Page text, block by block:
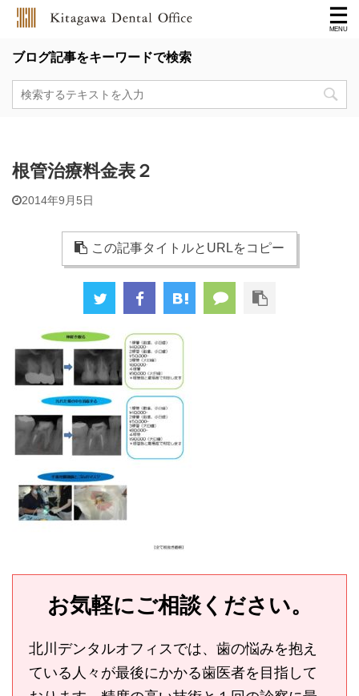
ブログ記事をキーワードで検索
根管治療料金表２
2014年9月5日
この記事タイトルとURLをコピー
お気軽にご相談ください。
北川デンタルオフィスでは、歯の悩みを抱え
ている人々が最後にかかる歯医者を目指して